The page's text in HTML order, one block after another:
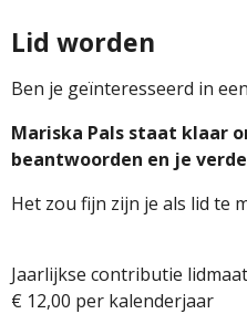
Lid worden
Ben je geïnteresseerd in
Mariska Pals staat klaar
beantwoorden en je
Het zou fijn zijn je als lid te
Jaarlijkse contributie
€ 12,00 per kalenderjaar